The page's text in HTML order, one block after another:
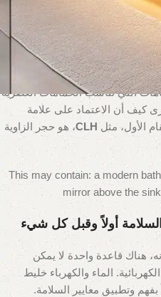
أكبر وأكثر إشراقاً وفخامة، وأن
الدليل الشامل ليس مجرد
متكاملة في هذا الفن. سنغوص
المتعلقة بالسلامة، ونتعلم كيفية
شفرة المواصفات التقنية التي
التي تناسب الحمامات العصرية
كيف أن الاعتماد على علامة
الأول، مثل CLH، هو حجر الزاوية
السلامة أولاً وقبل كل شيء
هناك قاعدة واحدة لا يمكن
الماء والكهرباء خليط
بفهم وتطبيق معايير السلامة.